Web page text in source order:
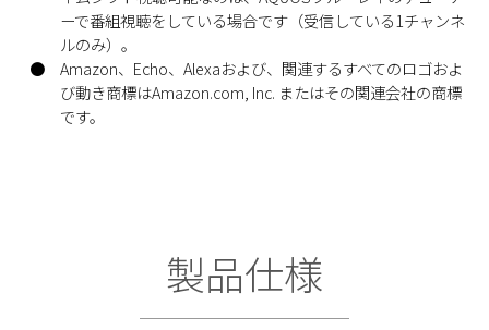
ーで番組視聴をしている場合です（受信している1チャンネ
ルのみ）。
●
Amazon、Echo、Alexaおよび、関連するすべてのロゴおよ
び動き商標はAmazon.com, Inc. またはその関連会社の商標
です。
製品仕様